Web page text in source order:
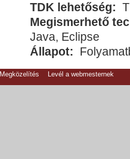
TDK lehetőség:
Megismerhető
Java, Eclipse
Állapot:
Megközelítés Levél a webmesternek